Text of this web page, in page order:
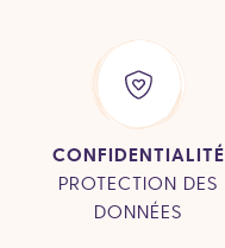
CONFIDENTIALITÉ
PROTECTION DES
DONNÉES